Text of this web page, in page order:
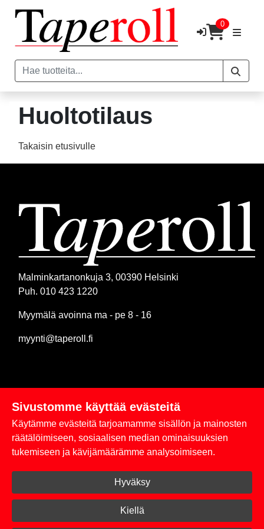
0
Huoltotilaus
Takaisin etusivulle
Malminkartanonkuja 3, 00390 Helsinki
Puh. 010 423 1220
Myymälä avoinna ma - pe 8 - 16
myynti@taperoll.fi
Linkit
Rekisteriseloste
Toimitus- ja maksuehdot
Kirjaudu sisään
Sivustomme käyttää evästeitä
Käytämme evästeitä tarjoamamme sisällön ja mainosten
räätälöimiseen, sosiaalisen median ominaisuuksien
tukemiseen ja kävijämäärämme analysoimiseen.
Hyväksy
Kiellä